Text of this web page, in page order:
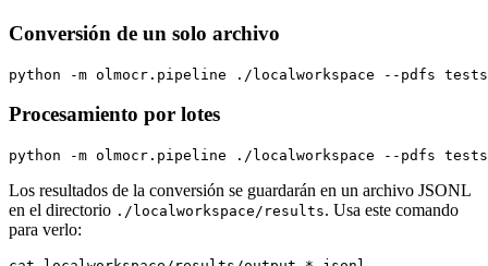
Conversión de un solo archivo
Procesamiento por lotes
Los resultados de la conversión se guardarán en un archivo JSONL
en el directorio ./localworkspace/results. Usa este comando
para verlo: